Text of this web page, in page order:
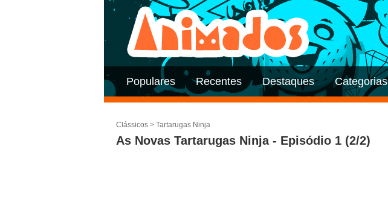
Populares Recentes Destaques Categorias
Clássicos > Tartarugas Ninja
As Novas Tartarugas Ninja - Episódio 1 (2/2)